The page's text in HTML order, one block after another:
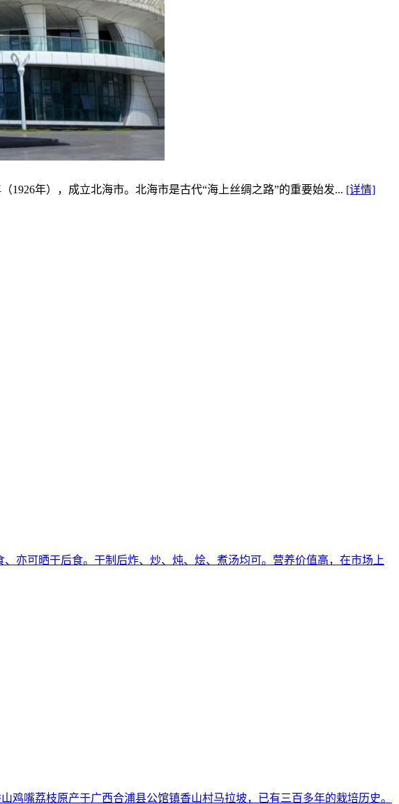
1926年），成立北海市。北海市是古代“海上丝绸之路”的重要始发... [详情]
亦可晒干后食。干制后炸、炒、炖、烩、煮汤均可。营养价值高，在市场上
嘴荔枝原产于广西合浦县公馆镇香山村马拉坡，已有三百多年的栽培历史。